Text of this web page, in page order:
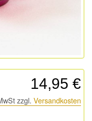
14,95 €
zzgl. Versandkosten